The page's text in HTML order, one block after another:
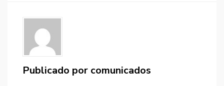
Publicado por comunicados